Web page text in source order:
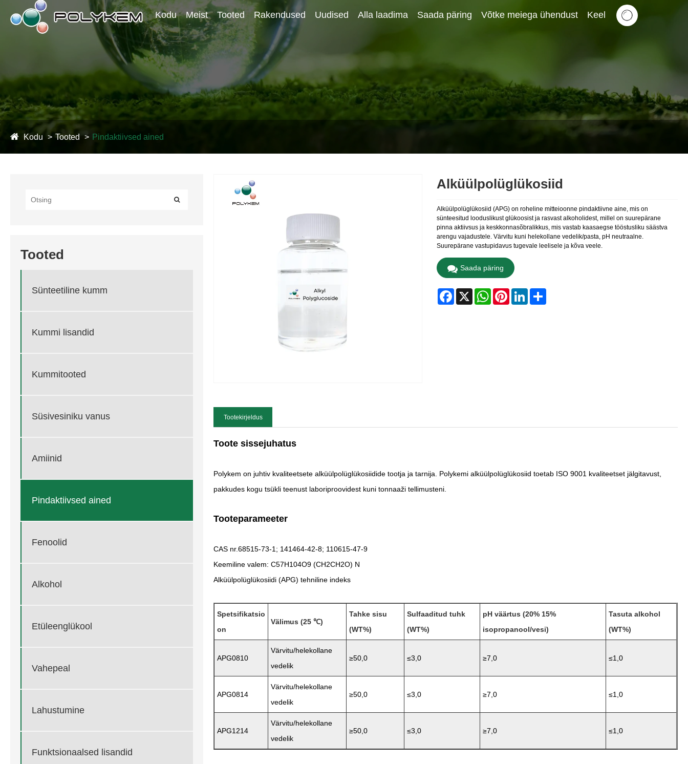
Kodu Meist Tooted Rakendused Uudised Alla laadima Saada päring Võtke meiega ühendust Keel
Kodu Tooted Pindaktiivsed ained
Tooted
Sünteetiline kumm
Kummi lisandid
Kummitooted
Süsivesiniku vanus
Amiinid
Pindaktiivsed ained
Fenoolid
Alkohol
Etüleenglükool
Vahepeal
Lahustumine
Funktsionaalsed lisandid
Alküülpolüglükosiid
Alküülpolüglükosiid (APG) on roheline mitteioonne pindaktiivne aine, mis on
sünteesitud looduslikust glükoosist ja rasvast alkoholidest, millel on suurepärane
pinna aktiivsus ja keskkonnasõbralikkus, mis vastab kaasaegse tööstusliku säästva
arengu vajadustele. Värvitu kuni helekollane vedelik/pasta, pH neutraalne.
Suurepärane vastupidavus tugevale leelisele ja kõva veele.
Saada päring
Facebook WhatsAppPinterestLinkedIn
Tootekirjeldus
Toote sissejuhatus
Polykem on juhtiv kvaliteetsete alküülpolüglükosiidide tootja ja tarnija. Polykemi alküülpolüglükosiid toetab ISO 9001 kvaliteetset jälgitavust,
pakkudes kogu tsükli teenust laboriproovidest kuni tonnaaži tellimusteni.
Tooteparameeter
CAS nr.68515-73-1; 141464-42-8; 110615-47-9
Keemiline valem: C57H104O9 (CH2CH2O) N
Alküülpolüglükosiidi (APG) tehniline indeks
Spetsifikatsio
on
Välimus (25 ℃)
Tahke sisu
(WT%)
Sulfaaditud tuhk
(WT%)
pH väärtus (20% 15%
isopropanool/vesi)
Tasuta alkohol
(WT%)
APG0810
Värvitu/helekollane
vedelik
≥50,0 ≤3,0 ≥7,0 ≤1,0
APG0814
Värvitu/helekollane
vedelik
≥50,0 ≤3,0 ≥7,0 ≤1,0
APG1214
Värvitu/helekollane
vedelik
≥50,0 ≤3,0 ≥7,0 ≤1,0